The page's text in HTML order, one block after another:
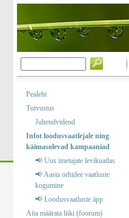
Pealeht
Tutvustus
Juhendvideod
Infot loodusvaatlejale ning
käimasolevad kampaaniad
📢 Uus imetajate levikuatlas
📢 Aasta orhidee vaatluste
kogumine
📢 Loodusvaatluste äpp
Aita määrata liiki (foorum)